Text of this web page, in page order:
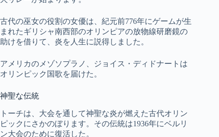
古代の巫女の役割の女優は、紀元前776年にゲームが生
まれたギリシャ南西部のオリンピアの放物線研磨鏡の
助けを借りて、炎を人生に説得しました。
アメリカのメゾソプラノ、ジョイス・ディドナートは
オリンピック国歌を届けた。
神聖な伝統
トーチは、大会を通して神聖な炎が燃えた古代オリン
ピックにさかのぼります。その伝統は1936年にベルリ
ン大会のために復活した。